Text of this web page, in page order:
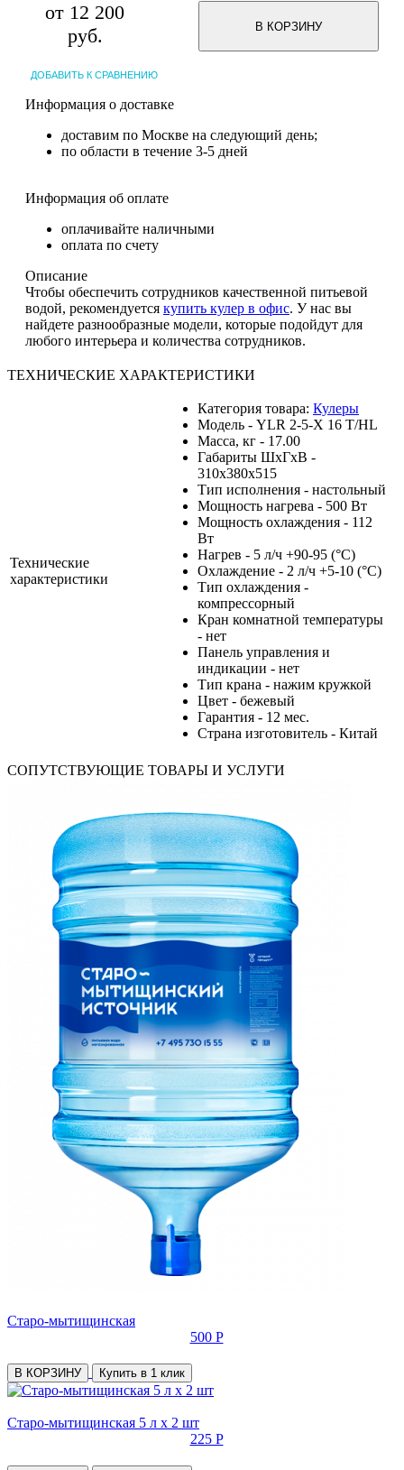
от 12 200
руб.
В КОРЗИНУ
ДОБАВИТЬ К СРАВНЕНИЮ
Информация о доставке
доставим по Москве на следующий день;
по области в течение 3-5 дней
Информация об оплате
оплачивайте наличными
оплата по счету
Описание
Чтобы обеспечить сотрудников качественной питьевой
водой, рекомендуется купить кулер в офис. У нас вы
найдете разнообразные модели, которые подойдут для
любого интерьера и количества сотрудников.
ТЕХНИЧЕСКИЕ ХАРАКТЕРИСТИКИ
Технические
характеристики
Категория товара: Кулеры
Модель - YLR 2-5-X 16 Т/HL
Масса, кг - 17.00
Габариты ШхГхВ -
310х380х515
Тип исполнения - настольный
Мощность нагрева - 500 Вт
Мощность охлаждения - 112
Вт
Нагрев - 5 л/ч +90-95 (°С)
Охлаждение - 2 л/ч +5-10 (°С)
Тип охлаждения -
компрессорный
Кран комнатной температуры
- нет
Панель управления и
индикации - нет
Тип крана - нажим кружкой
Цвет - бежевый
Гарантия - 12 мес.
Страна изготовитель - Китай
СОПУТСТВУЮЩИЕ ТОВАРЫ И УСЛУГИ
Старо-мытищинская
500 Р
В КОРЗИНУ Купить в 1 клик
Старо-мытищинская 5 л х 2 шт
225 Р